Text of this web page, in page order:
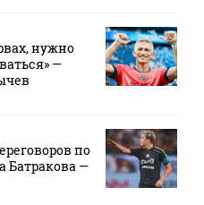
нужно
—
по
Батракова —